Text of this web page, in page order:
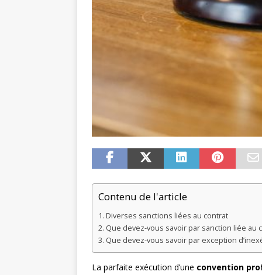
Contenu de l'article
Diverses sanctions liées au contrat
Que devez-vous savoir par sanction liée au
Que devez-vous savoir par exception
La parfaite exécution d’une convention